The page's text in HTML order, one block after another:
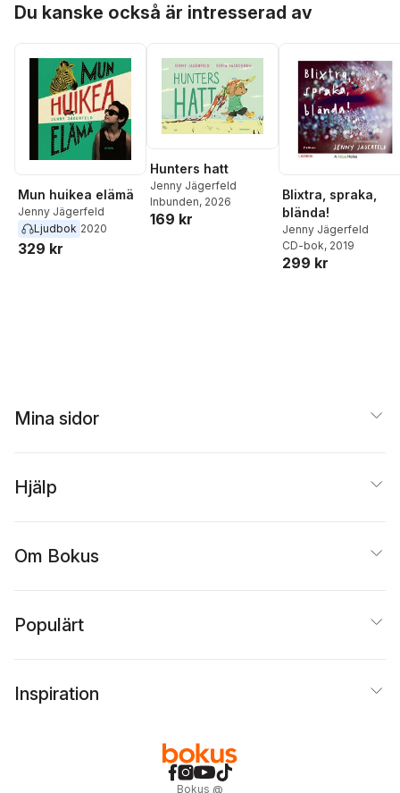
Du kanske också är intresserad av
Mun huikea elämä
Jenny Jägerfeld
Ljudbok 2020
329 kr
Hunters hatt
Jenny Jägerfeld
Inbunden, 2026
169 kr
Blixtra, spraka,
blända!
Jenny Jägerfeld
CD-bok, 2019
299 kr
Mina sidor
Hjälp
Om Bokus
Populärt
Inspiration
Bokus @